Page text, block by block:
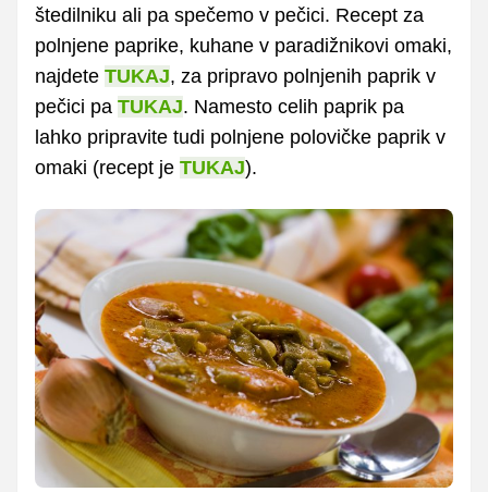
štedilniku ali pa spečemo v pečici. Recept za
polnjene paprike, kuhane v paradižnikovi omaki,
najdete TUKAJ, za pripravo polnjenih paprik v
pečici pa TUKAJ. Namesto celih paprik pa
lahko pripravite tudi polnjene polovičke paprik v
omaki (recept je TUKAJ).